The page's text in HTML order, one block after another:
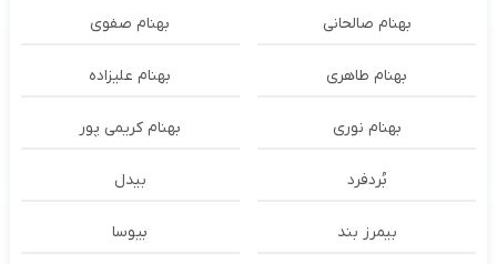
بهنام صالحانی بهنام صفوی
بهنام طاهری بهنام علیزاده
بهنام نوری بهنام کریمی پور
بُردفرد بیدل
بیمرز بند بیوسا